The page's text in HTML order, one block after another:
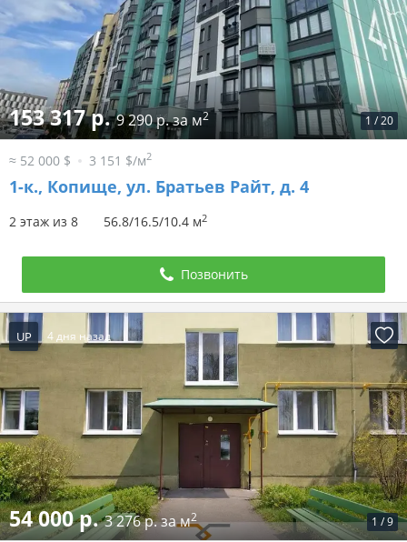
1 /20
153 317 р.9 290 р. за м2
≈ 52 000 $ 3 151 $/м2
1-к., Копище, ул. Братьев Райт, д. 4
2 этаж из 8 56.8/16.5/10.4 м2
Позвонить
UP 4 дня назад
1 /9
54 000 р.3 276 р. за м2